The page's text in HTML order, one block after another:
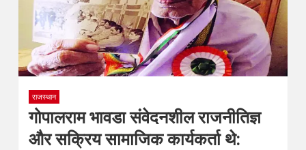
राजस्थान
गोपालराम भावडा संवेदनशील राजनीतिज्ञ
और सक्रिय सामाजिक कार्यकर्ता थे: